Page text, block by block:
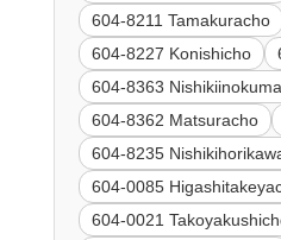
604-8211 Tamakuracho
604-8227 Konishicho
604-8363
604-8362 Matsuracho
604-8235
604-0085
604-0021